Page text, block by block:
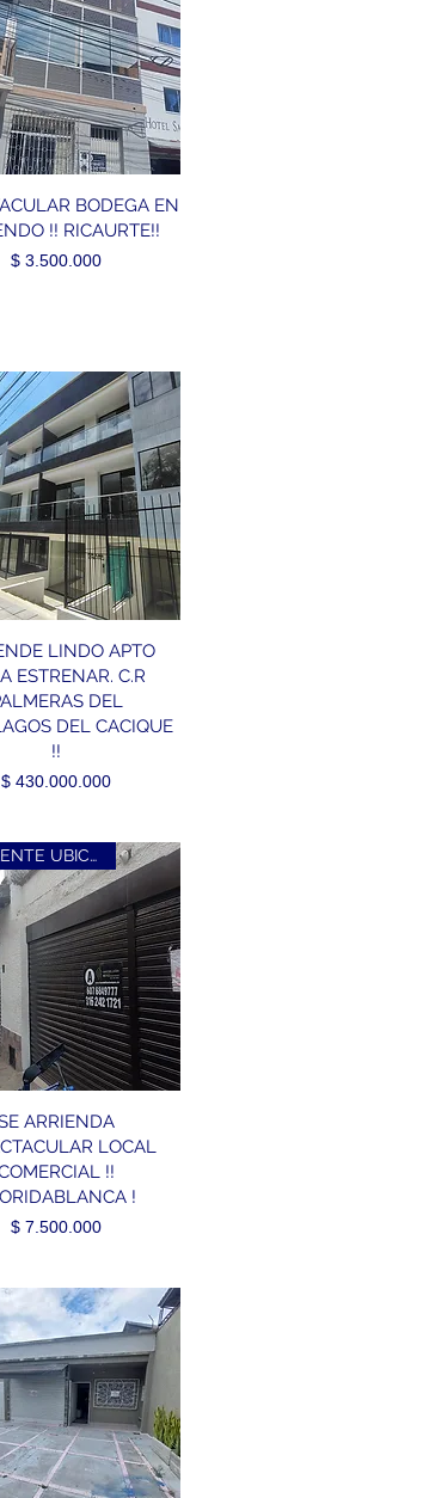
BODEGA EN
!! RICAURTE!!
Precio
$ 3.500.000
LINDO APTO
ESTRENAR. C.R
DEL
DEL CACIQUE
!!
Precio
$ 430.000.000
EXCELENTE UBICACION!
ARRIENDA
LOCAL
!!
!
Precio
$ 7.500.000